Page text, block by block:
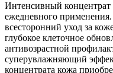
Интенсивный концентрат
ежедневного
всесторонний уход за
глубокое клеточное
антивозрастной
суперувлажняющий
концентрата кожа